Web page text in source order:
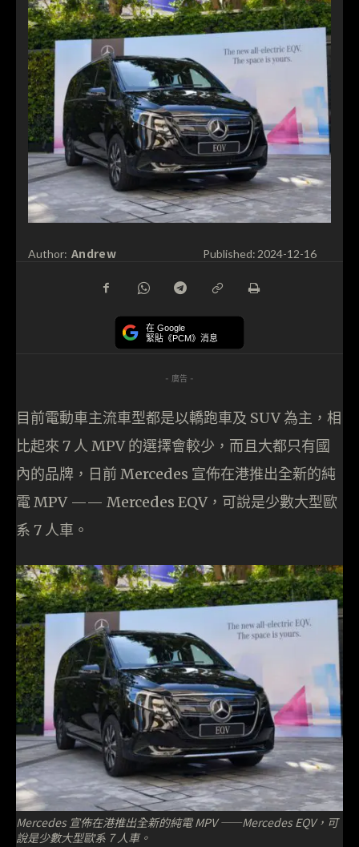
Author: Andrew Published: 2024-12-16
在 Google
緊貼《PCM》消息
- 廣告 -
目前電動車主流車型都是以轎跑車及 SUV 為主，相
比起來 7 人 MPV 的選擇會較少，而且大都只有國
內的品牌，日前 Mercedes 宣佈在港推出全新的純
電 MPV —— Mercedes EQV，可說是少數大型歐
系 7 人車。
Mercedes 宣佈在港推出全新的純電 MPV ——Mercedes EQV，可
說是少數大型歐系 7 人車。